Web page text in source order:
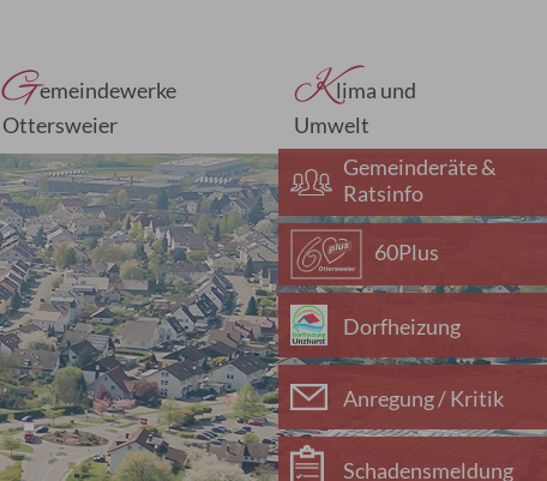
Gemeindewerke
Ottersweier
Klima und
Umwelt
Gemeinderäte &
Ratsinfo
60Plus
Dorfheizung
Anregung / Kritik
Schadensmeldung